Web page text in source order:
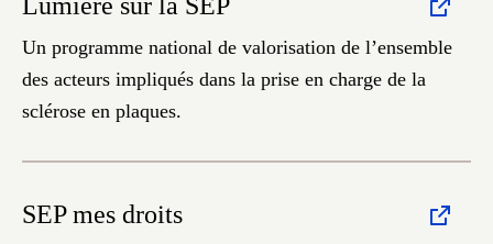
Un programme national de valorisation de l’ensemble
des acteurs impliqués dans la prise en charge de la
sclérose en plaques.
SEP mes droits